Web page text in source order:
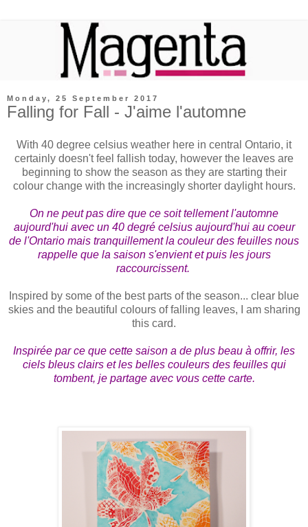
Monday, 25 September 2017
Falling for Fall - J'aime l'automne
With 40 degree celsius weather here in central Ontario, it
certainly doesn't feel fallish today, however the leaves are
beginning to show the season as they are starting their
colour change with the increasingly shorter daylight hours.
On ne peut pas dire que ce soit tellement l'automne
aujourd'hui avec un 40 degré celsius aujourd'hui au coeur
de l'Ontario mais tranquillement la couleur des feuilles nous
rappelle que la saison s'envient et puis les jours
raccourcissent.
Inspired by some of the best parts of the season... clear blue
skies and the beautiful colours of falling leaves, I am sharing
this card.
Inspirée par ce que cette saison a de plus beau à offrir, les
ciels bleus clairs et les belles couleurs des feuilles qui
tombent, je partage avec vous cette carte.